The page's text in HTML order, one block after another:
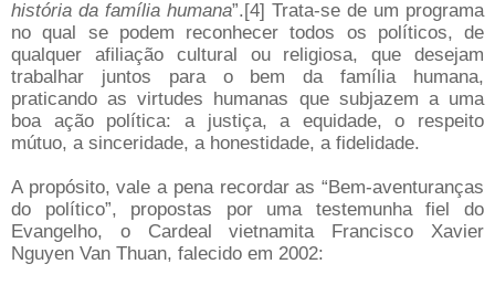
história da família humana”.[4] Trata-se de um programa
no qual se podem reconhecer todos os políticos, de
qualquer afiliação cultural ou religiosa, que desejam
trabalhar juntos para o bem da família humana,
praticando as virtudes humanas que subjazem a uma
boa ação política: a justiça, a equidade, o respeito
mútuo, a sinceridade, a honestidade, a fidelidade.
A propósito, vale a pena recordar as “Bem-aventuranças
do político”, propostas por uma testemunha fiel do
Evangelho, o Cardeal vietnamita Francisco Xavier
Nguyen Van Thuan, falecido em 2002: